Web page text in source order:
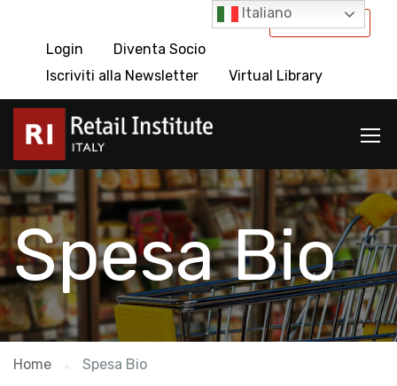
International
Login
Diventa Socio
Iscriviti alla Newsletter
Virtual Library
Spesa Bio
Home Spesa Bio
Italiano